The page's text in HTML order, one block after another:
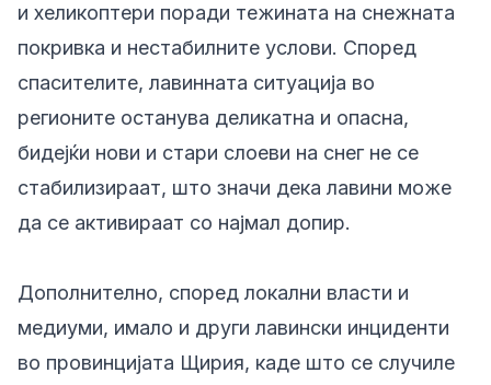
и хеликоптери поради тежината на снежната
покривка и нестабилните услови. Според
спасителите, лавинната ситуација во
регионите останува деликатна и опасна,
бидејќи нови и стари слоеви на снег не се
стабилизираат, што значи дека лавини може
да се активираат со најмал допир.
Дополнително, според локални власти и
медиуми, имало и други лавински инциденти
во провинцијата Щирия, каде што се случиле